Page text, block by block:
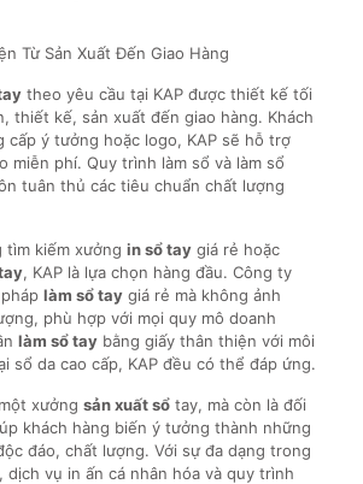
Từ Sản Xuất Đến Giao Hàng
theo yêu cầu tại KAP được thiết kế tối
thiết kế, sản xuất đến giao hàng. Khách
cấp ý tưởng hoặc logo, KAP sẽ hỗ trợ
miễn phí. Quy trình làm sổ và làm sổ
tuân thủ các tiêu chuẩn chất lượng
tìm kiếm xưởng in sổ taygiá rẻ hoặc
, KAP là lựa chọn hàng đầu. Công ty
làm sổ taygiá rẻ mà không ảnh
phù hợp với mọi quy mô doanh
làm sổ taybằng giấy thân thiện với môi
sổ da cao cấp, KAP đều có thể đáp ứng.
xưởng sản xuất sổtay, mà còn là đối
khách hàng biến ý tưởng thành những
đáo, chất lượng. Với sự đa dạng trong
dịch vụ in ấn cá nhân hóa và quy trình